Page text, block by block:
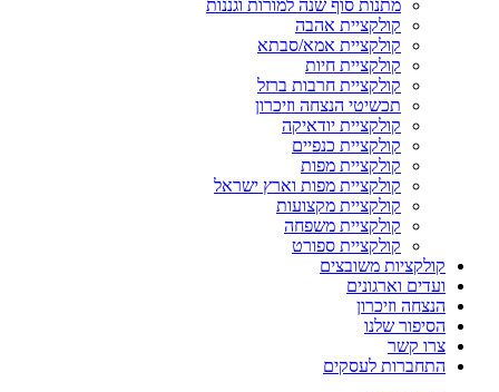
מתנות סוף שנה למורות וגננות
קולקציית אהבה
קולקציית אמא/סבתא
קולקציית חיות
קולקציית חרבות ברזל
תכשיטי הנצחה וזיכרון
קולקציית יודאיקה
קולקציית כנפיים
קולקציית מפות
קולקציית מפות וארץ ישראל
קולקציית מקצועות
קולקציית משפחה
קולקציית ספורט
קולקציות משובצים
ועדים וארגונים
הנצחה וזיכרון
הסיפור שלנו
צרו קשר
התחברות לעסקים